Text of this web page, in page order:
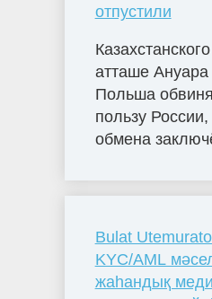
отпустили
атташе Ануара
Польша
пользу
обмена
Bulat
KYC/AML
жаһандық